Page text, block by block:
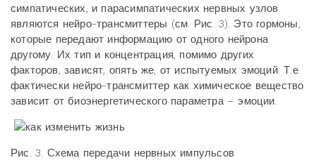
симпатических, и парасимпатических нервных узлов
являются нейро-трансмиттеры (см. Рис. 3). Это гормоны,
которые передают информацию от одного нейрона
другому. Их тип и концентрация, помимо других
факторов, зависят, опять же, от испытуемых эмоций. Т.е.
фактически нейро-трансмиттер как химическое вещество
зависит от биоэнергетического параметра – эмоции.
Рис. 3. Схема передачи нервных импульсов